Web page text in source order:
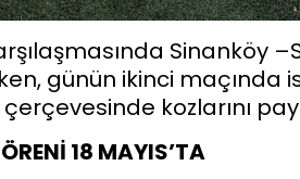
Sinanköy
günün ikinci maçında
kozlarını
18 MAYIS’TA